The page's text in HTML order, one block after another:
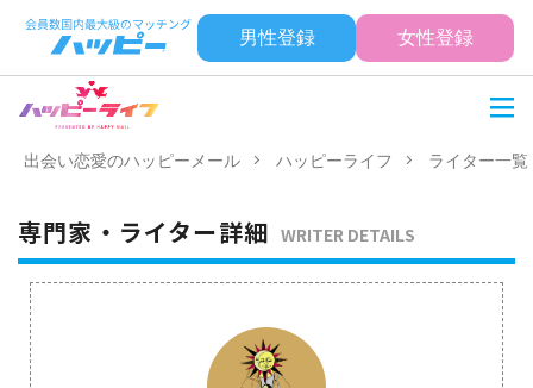
男性登録 女性登録
出会い恋愛のハッピーメール ハッピーライフ ライター一覧
専門家・ライター詳細 WRITER DETAILS